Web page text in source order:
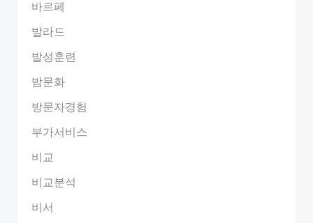
바르페
발라드
발성훈련
밤문화
방문자경험
부가서비스
비교
비교분석
비서